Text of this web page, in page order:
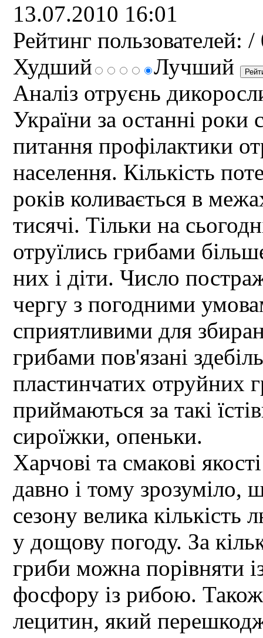
13.07.2010 16:01
Рейтинг пользователей: /
Худший
Лучший
Аналіз отруєнь
України за останні роки
питання профілактики
населення. Кількість
років коливається в
тисячі. Тільки на
отруїлись грибами
них і діти. Число
чергу з погодними
сприятливими для
грибами пов'язані
пластинчатих отруйних
приймаються за такі
сироїжки, опеньки.
Харчові та смакові
давно і тому зрозуміло,
сезону велика кількість
у дощову погоду. За
гриби можна порівняти
фосфору із рибою.
лецитин, який